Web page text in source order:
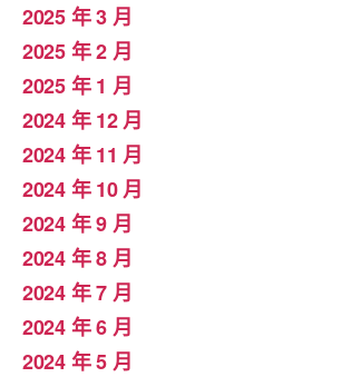
2025 年 3 月
2025 年 2 月
2025 年 1 月
2024 年 12 月
2024 年 11 月
2024 年 10 月
2024 年 9 月
2024 年 8 月
2024 年 7 月
2024 年 6 月
2024 年 5 月